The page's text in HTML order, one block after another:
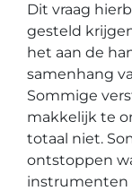
Dit vraag
gesteld
het aan de
samenhang
Sommige
makkelijk te
totaal niet.
ontstoppen
instrumenten